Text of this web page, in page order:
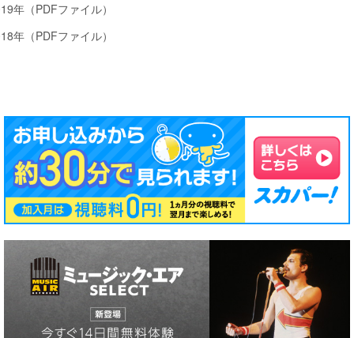
年（PDFファイル）
年（PDFファイル）